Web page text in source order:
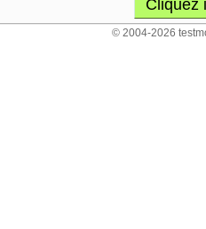
Cliquez
© 2004-2026